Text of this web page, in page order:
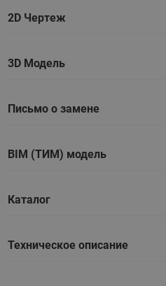
2D Чертеж
3D Модель
Письмо о замене
BIM (ТИМ) модель
Каталог
Техническое описание